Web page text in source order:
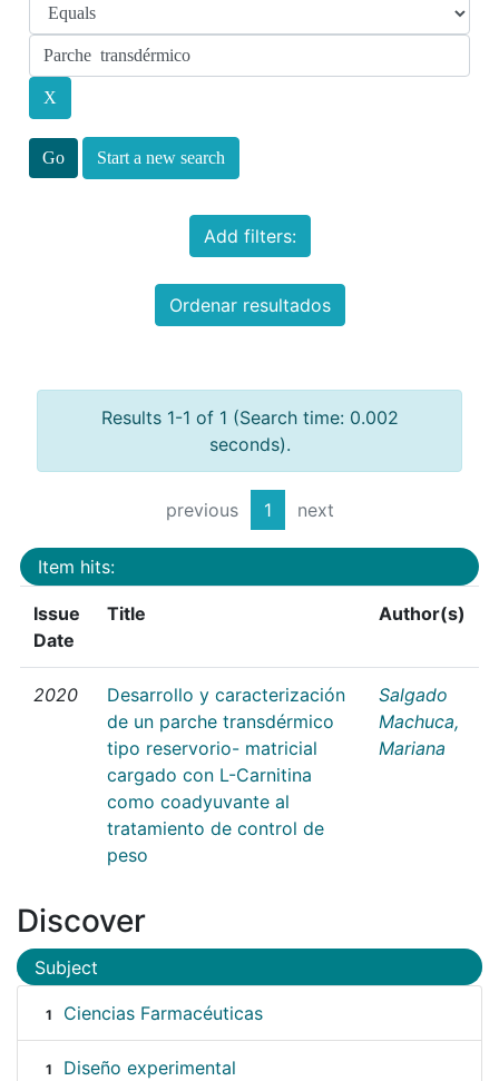
Start a new search
Add filters:
Ordenar resultados
Results 1-1 of 1 (Search time: 0.002
seconds).
previous 1 next
Item hits:
Issue
Date
Title Author(s)
2020
Desarrollo y caracterización
de un parche transdérmico
tipo reservorio- matricial
cargado con L-Carnitina
como coadyuvante al
tratamiento de control de
peso
Salgado
Machuca,
Mariana
Discover
Subject
1 Ciencias Farmacéuticas
1 Diseño experimental